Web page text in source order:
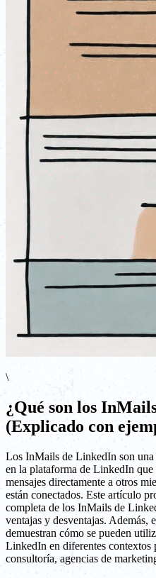
\
¿Qué son los
(Explicado con
Los InMails de LinkedIn son una
en la plataforma de LinkedIn
mensajes directamente a otros
están conectados. Este artículo
completa de los InMails de
ventajas y desventajas. Además,
demuestran cómo se pueden
LinkedIn en diferentes contextos
consultoría, agencias de